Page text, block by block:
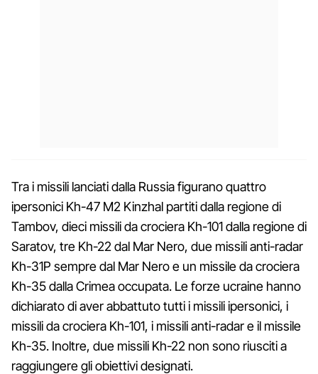
Tra i missili lanciati dalla Russia figurano quattro
ipersonici Kh-47 M2 Kinzhal partiti dalla regione di
Tambov, dieci missili da crociera Kh-101 dalla regione di
Saratov, tre Kh-22 dal Mar Nero, due missili anti-radar
Kh-31P sempre dal Mar Nero e un missile da crociera
Kh-35 dalla Crimea occupata. Le forze ucraine hanno
dichiarato di aver abbattuto tutti i missili ipersonici, i
missili da crociera Kh-101, i missili anti-radar e il missile
Kh-35. Inoltre, due missili Kh-22 non sono riusciti a
raggiungere gli obiettivi designati.